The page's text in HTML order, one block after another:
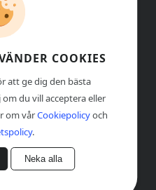
HYDRAULIC AB
COOKIES
att ge dig den bästa
du vill acceptera eller
om vårCookiepolicyoch
.
Neka alla